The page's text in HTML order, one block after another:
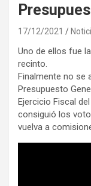
17/12/2021
Uno de ellos fue
recinto.
Finalmente no se
Presupuesto
Ejercicio Fiscal
consiguió los
vuelva a